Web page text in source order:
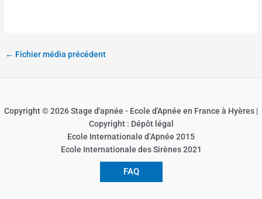
← Fichier média précédent
Copyright © 2026 Stage d'apnée - Ecole d'Apnée en France à Hyères |
Copyright : Dépôt légal
Ecole Internationale d’Apnée 2015
Ecole Internationale des Sirènes 2021
FAQ